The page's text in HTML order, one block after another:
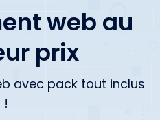
web au
prix
avec pack tout inclus
!